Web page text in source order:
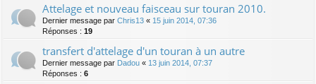
Attelage et nouveau faisceau sur touran 2010.
Dernier message par Chris13 « 15 juin 2014, 07:36
Réponses : 19
transfert d'attelage d'un touran à un autre
Dernier message par Dadou « 13 juin 2014, 07:37
Réponses : 6